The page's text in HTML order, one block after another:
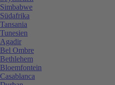
Simbabwe
Südafrika
Tansania
Tunesien
Agadir
Bel Ombre
Bethlehem
Bloemfontein
Casablanca